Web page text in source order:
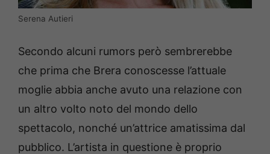
Serena Autieri
Secondo alcuni rumors però sembrerebbe
che prima che Brera conoscesse l’attuale
moglie abbia anche avuto una relazione con
un altro volto noto del mondo dello
spettacolo, nonché un’attrice amatissima dal
pubblico. L’artista in questione è proprio